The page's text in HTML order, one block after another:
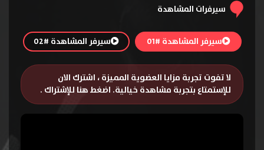
سيرفرات المشاهدة
سيرفر المشاهدة #01 سيرفر المشاهدة #02
لا تفوت تجربة مزايا العضوية المميزة ، اشترك الان
للإستمتاع بتجربة مشاهدة خيالية. اضغط هنا للإشتراك .